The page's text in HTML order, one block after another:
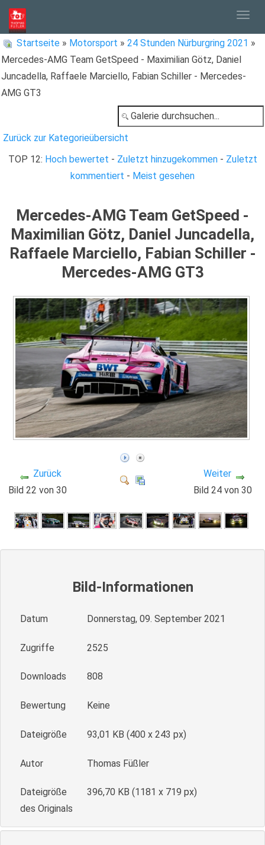
Startseite » Motorsport » 24 Stunden Nürburgring 2021 »
Mercedes-AMG Team GetSpeed - Maximilian Götz, Daniel
Juncadella, Raffaele Marciello, Fabian Schiller - Mercedes-
AMG GT3
Zurück zur Kategorieübersicht
TOP 12: Hoch bewertet - Zuletzt hinzugekommen- Zuletzt
kommentiert - Meist gesehen
Mercedes-AMG Team GetSpeed -
Maximilian Götz, Daniel Juncadella,
Raffaele Marciello, Fabian Schiller -
Mercedes-AMG GT3
Zurück
Bild 22 von 30
Weiter
Bild 24 von 30
Bild-Informationen
Datum Donnerstag, 09. September 2021
Zugriffe 2525
Downloads 808
Bewertung Keine
Dateigröße 93,01 KB (400 x 243 px)
Autor Thomas Füßler
Dateigröße
des Originals
396,70 KB (1181 x 719 px)